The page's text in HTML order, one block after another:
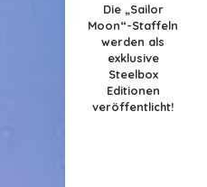
Die „Sailor
Moon“-Staffeln
werden als
exklusive
Steelbox
Editionen
veröffentlicht!